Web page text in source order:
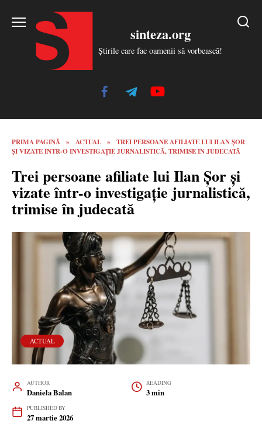
sinteza.org
Știrile care fac oamenii să vorbească!
PRIMA PAGINĂ » ACTUAL »
TREI PERSOANE AFILIATE LUI ILAN ȘOR
ȘI VIZATE ÎNTR-O INVESTIGAȚIE JURNALISTICĂ, TRIMISE ÎN JUDECATĂ
Trei persoane afiliate lui Ilan Șor și
vizate într-o investigație jurnalistică,
trimise în judecată
ACTUAL
AUTHOR
Daniela Balan
READING
3 min
PUBLISHED BY
27 martie 2026